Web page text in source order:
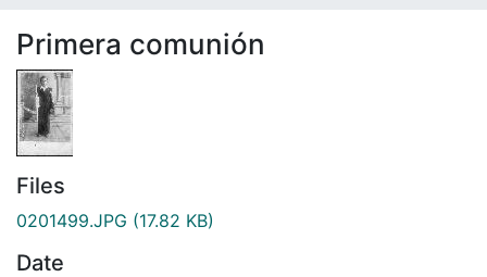
Primera comunión
Files
0201499.JPG (17.82 KB)
Date